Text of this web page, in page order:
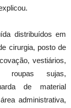
distribuídos em
cirurgia, posto de
vestiários,
roupas sujas,
de material
administrativa,